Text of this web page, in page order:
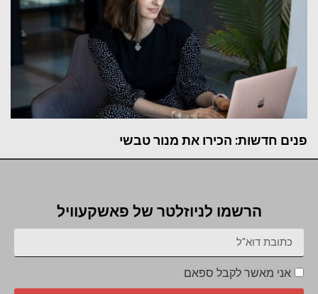
פנים חדשות: הכירו את מנור טבשי
הרשמו לניוזלטר של פאשקעוויל
אני מאשר לקבל ספאם